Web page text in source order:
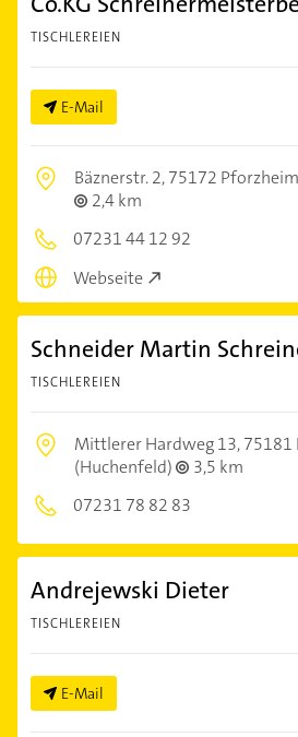
TISCHLEREIEN
E-Mail
Bäznerstr. 2,75172 Pforzheim
2,4 km
07231 44 12 92
Webseite
Schneider Martin
TISCHLEREIEN
Mittlerer Hardweg 13,75181
(Huchenfeld)
3,5 km
07231 78 82 83
Andrejewski Dieter
TISCHLEREIEN
E-Mail